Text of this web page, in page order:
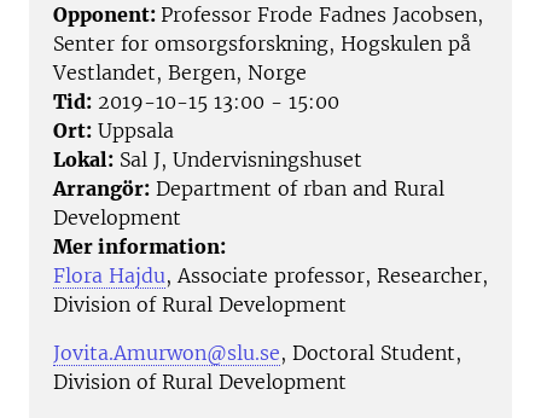
Opponent: Professor Frode Fadnes Jacobsen,
Senter for omsorgsforskning, Hogskulen på
Vestlandet, Bergen, Norge
Tid: 2019-10-15 13:00 - 15:00
Ort: Uppsala
Lokal: Sal J, Undervisningshuset
Arrangör: Department of rban and Rural
Development
Mer information:
Flora Hajdu, Associate professor, Researcher,
Division of Rural Development
Jovita.Amurwon@slu.se, Doctoral Student,
Division of Rural Development